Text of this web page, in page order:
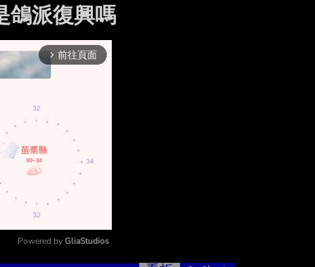
鴿派復興嗎
arrow_forward_ios 前往頁面
Powered by GliaStudios